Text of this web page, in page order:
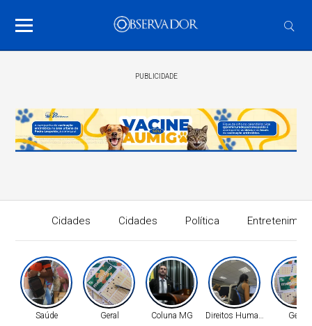
PUBLICIDADE
Cidades Cidades Política
Saúde Geral Coluna MG Direitos Humanos Geral